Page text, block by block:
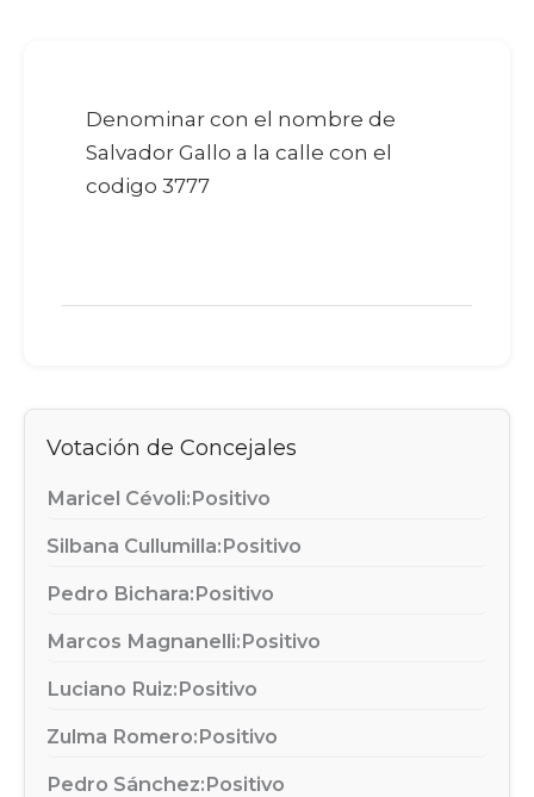
Denominar con el nombre de
Salvador Gallo a la calle con el
codigo 3777
Votación de Concejales
Maricel Cévoli:Positivo
Silbana Cullumilla:Positivo
Pedro Bichara:Positivo
Marcos Magnanelli:Positivo
Luciano Ruiz:Positivo
Zulma Romero:Positivo
Pedro Sánchez:Positivo